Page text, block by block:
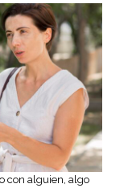
con alguien, algo